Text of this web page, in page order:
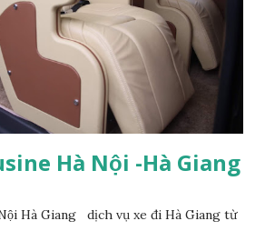
Giang là tỉnh có nhiều ngọn núi đá
hình phong phú được chia thành 3
phía bắc: Mằm sát chí tuyến bắc, có độ
và sông suối bị chia cắt nhiều. Nằm
Hà Nội -Hà Giang
Hà Giang dịch vụ xe đi Hà Giang từ